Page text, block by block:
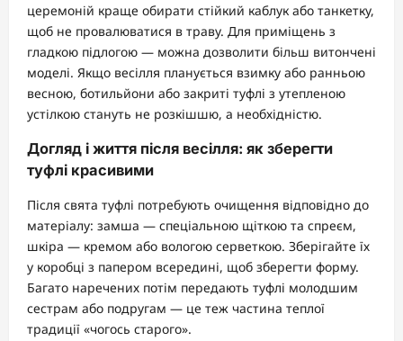
церемоній краще обирати стійкий каблук або танкетку,
щоб не провалюватися в траву. Для приміщень з
гладкою підлогою — можна дозволити більш витончені
моделі. Якщо весілля планується взимку або ранньою
весною, ботильйони або закриті туфлі з утепленою
устілкою стануть не розкішшю, а необхідністю.
Догляд і життя після весілля: як зберегти
туфлі красивими
Після свята туфлі потребують очищення відповідно до
матеріалу: замша — спеціальною щіткою та спреєм,
шкіра — кремом або вологою серветкою. Зберігайте їх
у коробці з папером всередині, щоб зберегти форму.
Багато наречених потім передають туфлі молодшим
сестрам або подругам — це теж частина теплої
традиції «чогось старого».